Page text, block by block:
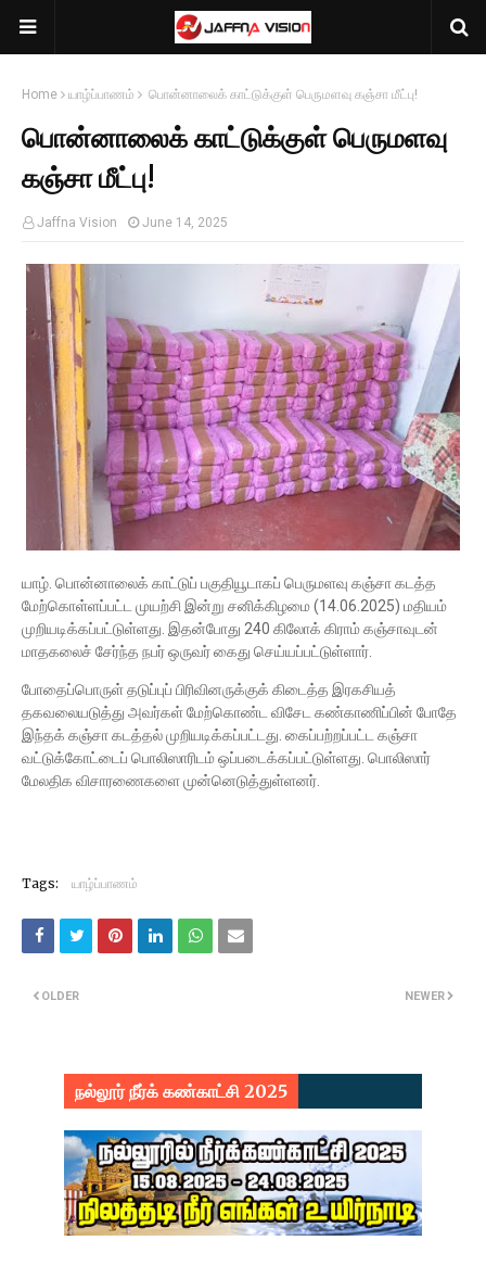
Home யாழ்ப்பாணம் பொன்னாலைக் காட்டுக்குள் பெருமளவு கஞ்சா மீட்பு!
பொன்னாலைக் காட்டுக்குள் பெருமளவு
கஞ்சா மீட்பு!
Jaffna Vision June 14, 2025
யாழ். பொன்னாலைக் காட்டுப் பகுதியூடாகப் பெருமளவு கஞ்சா கடத்த
மேற்கொள்ளப்பட்ட முயற்சி இன்று சனிக்கிழமை (14.06.2025) மதியம்
முறியடிக்கப்பட்டுள்ளது. இதன்போது 240 கிலோக் கிராம் கஞ்சாவுடன்
மாதகலைச் சேர்ந்த நபர் ஒருவர் கைது செய்யப்பட்டுள்ளார்.
போதைப்பொருள் தடுப்புப் பிரிவினருக்குக் கிடைத்த இரகசியத்
தகவலையடுத்து அவர்கள் மேற்கொண்ட விசேட கண்காணிப்பின் போதே
இந்தக் கஞ்சா கடத்தல் முறியடிக்கப்பட்டது. கைப்பற்றப்பட்ட கஞ்சா
வட்டுக்கோட்டைப் பொலிஸாரிடம் ஒப்படைக்கப்பட்டுள்ளது. பொலிஸார்
மேலதிக விசாரணைகளை முன்னெடுத்துள்ளனர்.
Tags: யாழ்ப்பாணம்
NEWER
OLDER
நல்லூர் நீர்க் கண்காட்சி 2025